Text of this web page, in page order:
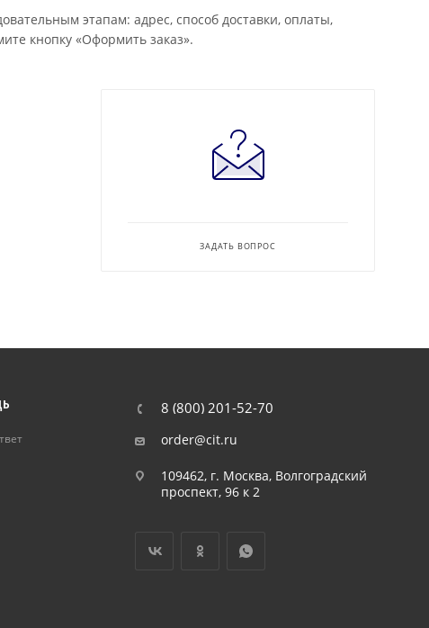
этапам: адрес, способ доставки, оплаты,
кнопку «Оформить заказ».
ЗАДАТЬ ВОПРОС
8 (800) 201-52-70
order@cit.ru
109462, г. Москва, Волгоградский
проспект, 96 к 2